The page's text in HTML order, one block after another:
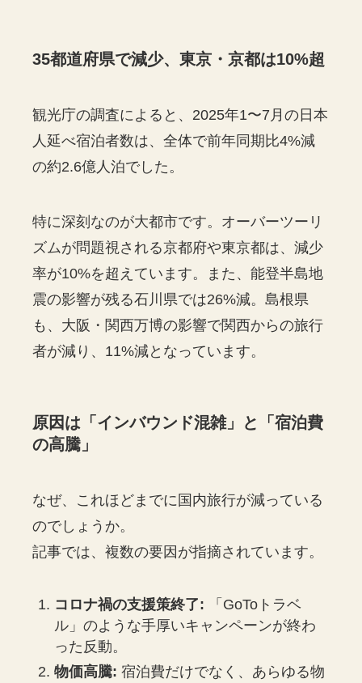
35都道府県で減少、東京・京都は10%超
観光庁の調査によると、2025年1〜7月の日本
人延べ宿泊者数は、全体で前年同期比4%減
の約2.6億人泊でした。
特に深刻なのが大都市です。オーバーツーリ
ズムが問題視される京都府や東京都は、減少
率が10%を超えています。また、能登半島地
震の影響が残る石川県では26%減。島根県
も、大阪・関西万博の影響で関西からの旅行
者が減り、11%減となっています。
原因は「インバウンド混雑」と「宿泊費
の高騰」
なぜ、これほどまでに国内旅行が減っている
のでしょうか。
記事では、複数の要因が指摘されています。
コロナ禍の支援策終了: 「GoToトラベ
ル」のような手厚いキャンペーンが終わ
った反動。
物価高騰: 宿泊費だけでなく、あらゆる物